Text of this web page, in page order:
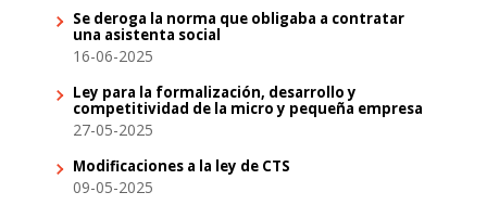
Se deroga la norma que obligaba a contratar
una asistenta social
16-06-2025
Ley para la formalización, desarrollo y
competitividad de la micro y pequeña empresa
27-05-2025
Modificaciones a la ley de CTS
09-05-2025